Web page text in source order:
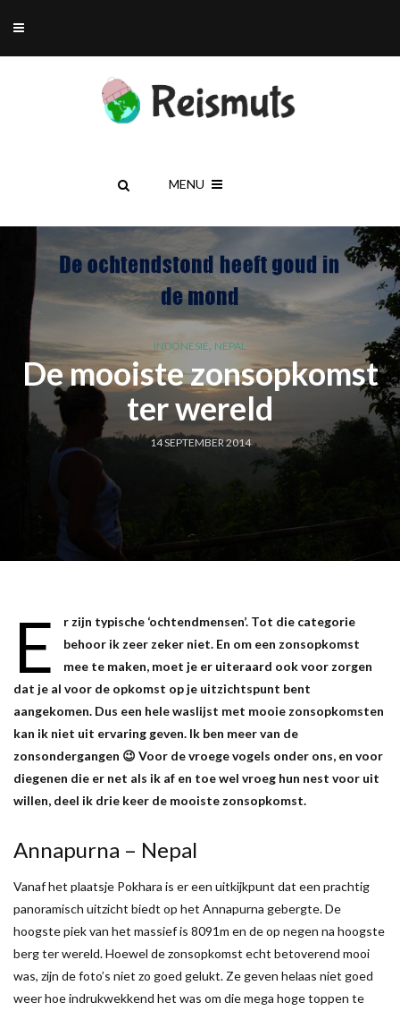
MENU
INDONESIË, NEPAL
De mooiste zonsopkomst
ter wereld
14 SEPTEMBER 2014
E
r zijn typische ‘ochtendmensen’. Tot die categorie
behoor ik zeer zeker niet. En om een zonsopkomst
mee te maken, moet je er uiteraard ook voor zorgen
dat je al voor de opkomst op je uitzichtspunt bent
aangekomen. Dus een hele waslijst met mooie zonsopkomsten
kan ik niet uit ervaring geven. Ik ben meer van de
zonsondergangen 😉 Voor de vroege vogels onder ons, en voor
diegenen die er net als ik af en toe wel vroeg hun nest voor uit
willen, deel ik drie keer de mooiste zonsopkomst.
Annapurna – Nepal
Vanaf het plaatsje Pokhara is er een uitkijkpunt dat een prachtig
panoramisch uitzicht biedt op het Annapurna gebergte. De
hoogste piek van het massief is 8091m en de op negen na hoogste
berg ter wereld. Hoewel de zonsopkomst echt betoverend mooi
was, zijn de foto’s niet zo goed gelukt. Ze geven helaas niet goed
weer hoe indrukwekkend het was om die mega hoge toppen te